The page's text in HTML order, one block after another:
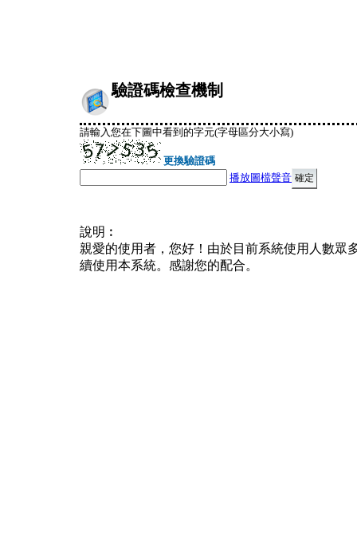
驗證碼檢查機制
請輸入您在下圖中看到的字元(字母區分大小寫)
更換驗證碼
播放圖檔聲音
說明︰
親愛的使用者，您好！由於目前系統使用人數眾
續使用本系統。感謝您的配合。